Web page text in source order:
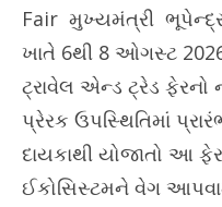
Fair મુખ્યમંત્રી ભૂપેન્દ્ર
ખાતે 6થી 8 ઓગસ્ટ
ટ્રાવેલ એન્ડ ટ્રેડ ફેરનો
પ્રેરક ઉપસ્થિતિમાં
દાયકાથી યોજાતો આ
ઈકોસિસ્ટમને વેગ